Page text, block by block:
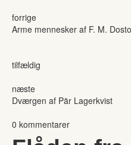
forrige
Arme mennesker af F. M.
tilfældig
næste
Dværgen af Pär Lagerkvist
0 kommentarer